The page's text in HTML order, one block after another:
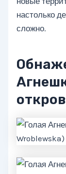
настолько
сложно.